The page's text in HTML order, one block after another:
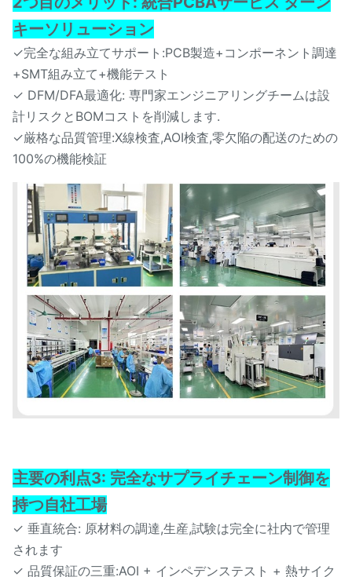
キーソリューション
✓完全な組み立てサポート:PCB製造+コンポーネント調達
+SMT組み立て+機能テスト
✓ DFM/DFA最適化: 専門家エンジニアリングチームは設
計リスクとBOMコストを削減します.
✓厳格な品質管理:X線検査,AOI検査,零欠陥の配送のための
100%の機能検証
主要の利点3: 完全なサプライチェーン制御を
持つ自社工場
✓ 垂直統合: 原材料の調達,生産,試験は完全に社内で管理
されます
✓ 品質保証の三重:AOI + インペデンステスト + 熱サイク